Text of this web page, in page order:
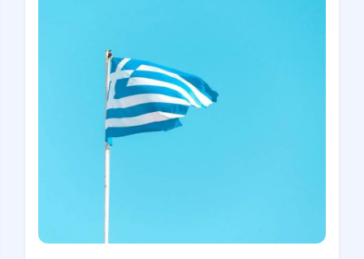
Чили
Швейцария
Шотландия
Шри-Ланка
Эстония